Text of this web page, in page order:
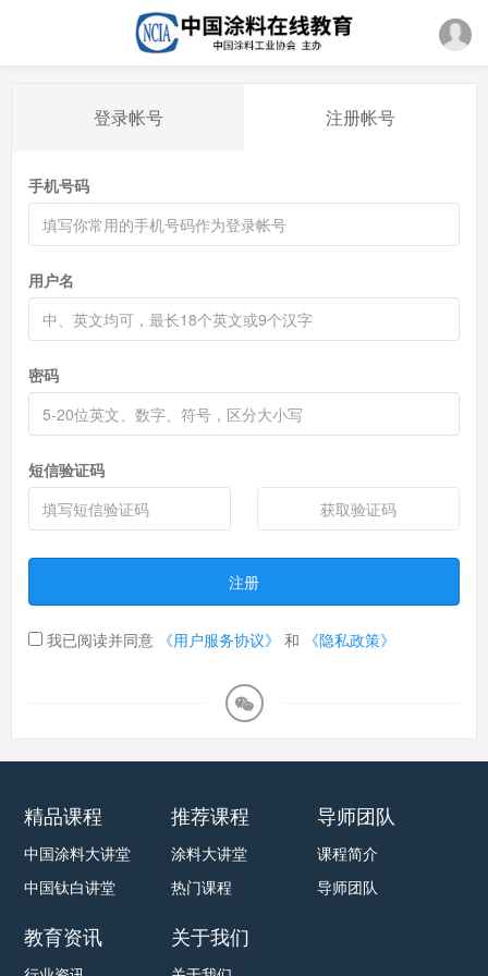
登录帐号 注册帐号
手机号码
用户名
密码
短信验证码
获取验证码
注册
我已阅读并同意 《用户服务协议》 和 《隐私政策》
精品课程
中国涂料大讲堂
中国钛白讲堂
推荐课程
涂料大讲堂
热门课程
导师团队
课程简介
导师团队
教育资讯 关于我们